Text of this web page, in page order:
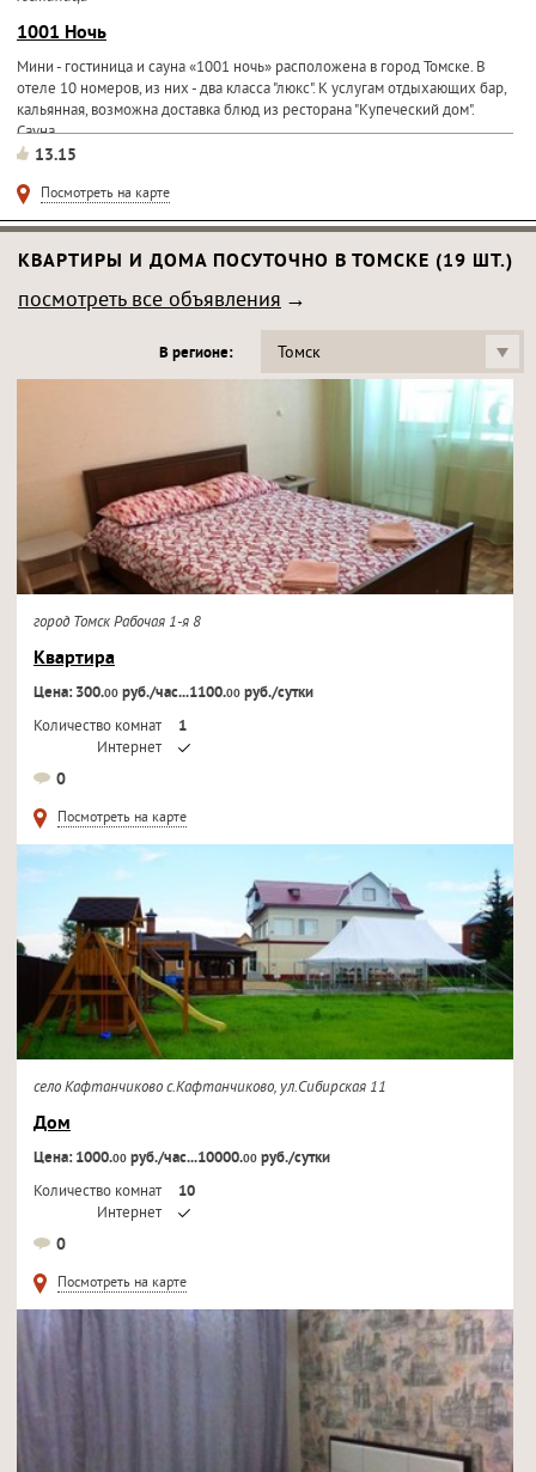
1001 Ночь
Мини - гостиница и сауна «1001 ночь» расположена в город Томске. В
отеле 10 номеров, из них - два класса "люкс". К услугам отдыхающих бар,
кальянная, возможна доставка блюд из ресторана "Купеческий дом".
Сауна...
13.15
Посмотреть на карте
КВАРТИРЫ И ДОМА ПОСУТОЧНО В ТОМСКЕ (19 ШТ.)
посмотреть все объявления
В регионе: Томск
город Томск Рабочая 1-я 8
Квартира
Цена: 300.00руб./час...1100.00руб./сутки
Количество комнат
1
Интернет
0
Посмотреть на карте
село Кафтанчиково с.Кафтанчиково, ул.Сибирская 11
Дом
Цена: 1000.00руб./час...10000.00руб./сутки
Количество комнат
10
Интернет
0
Посмотреть на карте